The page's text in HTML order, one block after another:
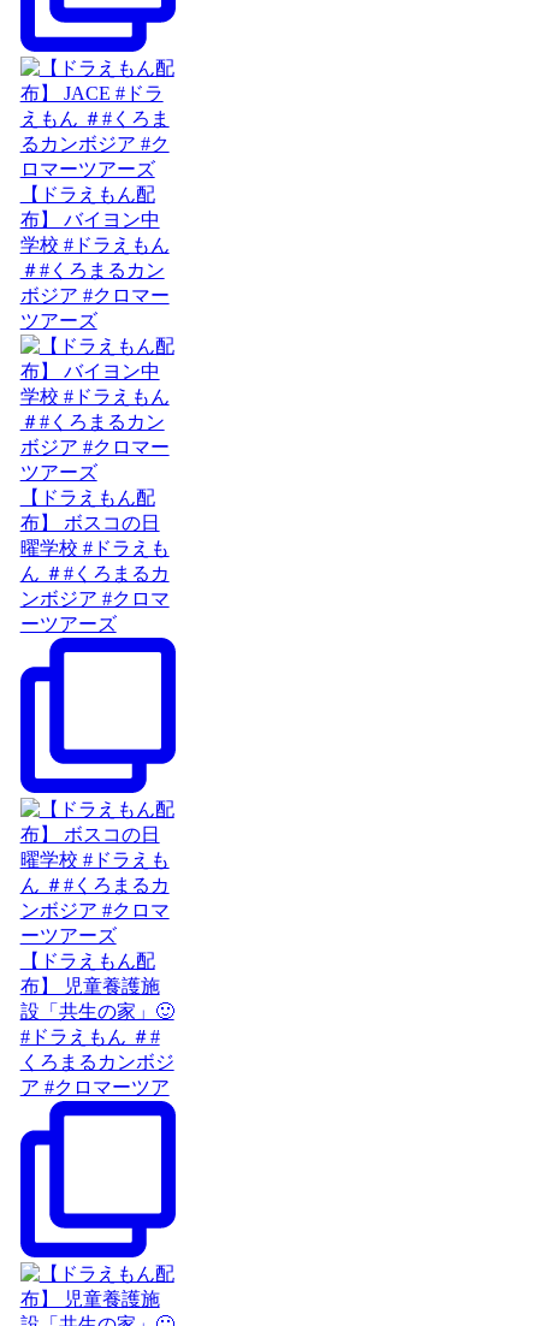
【ドラえもん配
布】 バイヨン中
学校 #ドラえもん
＃#くろまるカン
ボジア #クロマー
ツアーズ
【ドラえもん配
布】 ボスコの日
曜学校 #ドラえも
ん ＃#くろまるカ
ンボジア #クロマ
ーツアーズ
【ドラえもん配
布】 児童養護施
設「共生の家」🙂
#ドラえもん ＃#
くろまるカンボジ
ア #クロマーツア